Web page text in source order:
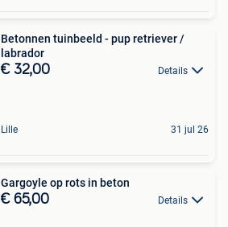
Betonnen tuinbeeld - pup retriever /
labrador
€ 32,00 Details
Lille 31 jul 26
Gargoyle op rots in beton
€ 65,00 Details